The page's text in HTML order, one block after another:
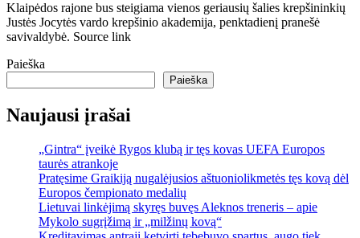
Klaipėdos rajone bus steigiama vienos geriausių šalies krepšininkių
Justės Jocytės vardo krepšinio akademija, penktadienį pranešė
savivaldybė. Source link
Paieška
Paieška
Naujausi įrašai
„Gintra“ įveikė Rygos klubą ir tęs kovas UEFA Europos
taurės atrankoje
Pratęsime Graikiją nugalėjusios aštuoniolikmetės tęs kovą dėl
Europos čempionato medalių
Lietuvai linkėjimą skyręs buvęs Aleknos treneris – apie
Mykolo sugrįžimą ir „milžinų kovą“